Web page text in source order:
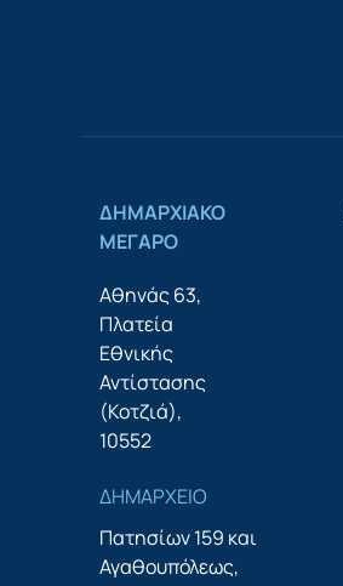
ΔΗΜΑΡΧΙΑΚΟ
ΜΕΓΑΡΟ
Αθηνάς 63,
Πλατεία
Εθνικής
Αντίστασης
(Κοτζιά),
10552
ΔΗΜΑΡΧΕΙΟ
Πατησίων 159 και
Αγαθουπόλεως,